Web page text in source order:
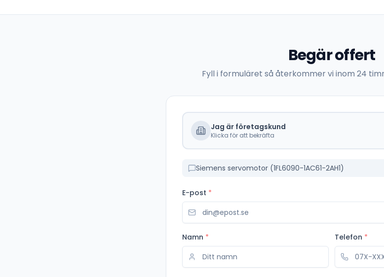
Begär offert
Fyll i formuläret så återkommer vi inom 24
Jag är företagskund
Klicka för att bekräfta
Siemens servomotor (1FL6090-1AC61-2AH1)
E-post *
Namn * Telefon *